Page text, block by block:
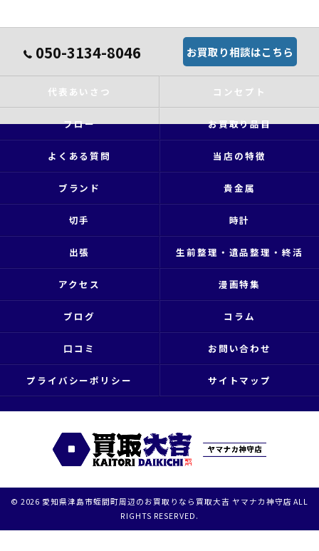
050-3134-8046 お買取り相談はこちら
代表あいさつ コンセプト
フロー お買取り品目
よくある質問 当店の特徴
ブランド 貴金属
切手 時計
出張 生前整理・遺品整理・終活
アクセス 漫画特集
ブログ コラム
口コミ お問い合わせ
プライバシーポリシー サイトマップ
© 2026 愛知県津島市蛭間町周辺のお買取りなら買取大吉 ヤマナカ神守店 ALL
RIGHTS RESERVED.